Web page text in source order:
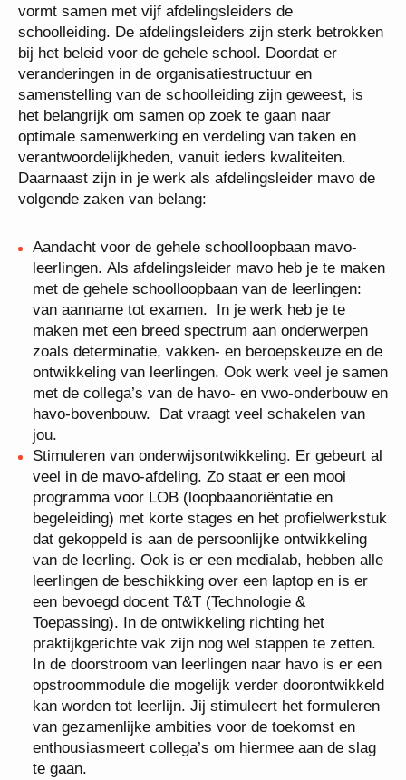
vormt samen met vijf afdelingsleiders de
schoolleiding. De afdelingsleiders zijn sterk
betrokken bij het beleid voor de gehele school.
Doordat er veranderingen in de organisatiestructuur
en samenstelling van de schoolleiding zijn geweest,
is het belangrijk om samen op zoek te gaan naar
optimale samenwerking en verdeling van taken en
verantwoordelijkheden, vanuit ieders kwaliteiten.
Daarnaast zijn in je werk als afdelingsleider mavo
de volgende zaken van belang:
Aandacht voor de gehele schoolloopbaan mavo-
leerlingen. Als afdelingsleider mavo heb je te
maken met de gehele schoolloopbaan van de
leerlingen: van aanname tot examen. In je werk
heb je te maken met een breed spectrum aan
onderwerpen zoals determinatie, vakken- en
beroepskeuze en de ontwikkeling van leerlingen.
Ook werk veel je samen met de collega’s van de
havo- en vwo-onderbouw en havo-bovenbouw.
Dat vraagt veel schakelen van jou.
Stimuleren van onderwijsontwikkeling. Er gebeurt
al veel in de mavo-afdeling. Zo staat er een mooi
programma voor LOB (loopbaanoriëntatie en
begeleiding) met korte stages en het
profielwerkstuk dat gekoppeld is aan de
persoonlijke ontwikkeling van de leerling. Ook is
er een medialab, hebben alle leerlingen de
beschikking over een laptop en is er een bevoegd
docent T&T (Technologie & Toepassing). In de
ontwikkeling richting het praktijkgerichte vak zijn
nog wel stappen te zetten. In de doorstroom van
leerlingen naar havo is er een opstroommodule die
mogelijk verder doorontwikkeld kan worden tot
leerlijn. Jij stimuleert het formuleren van
gezamenlijke ambities voor de toekomst en
enthousiasmeert collega’s om hiermee aan de